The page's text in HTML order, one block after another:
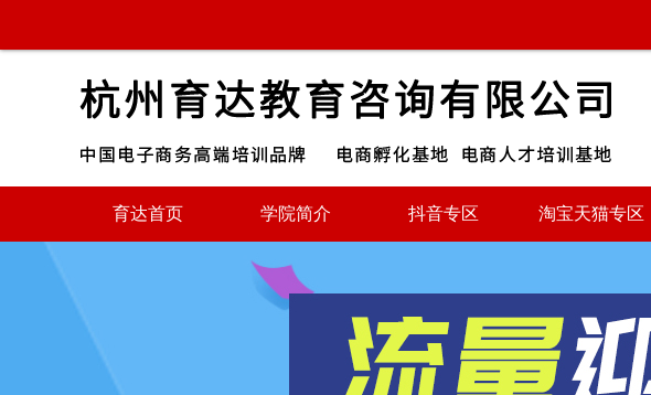
育达首页 学院简介 抖音专区 淘宝天猫专区